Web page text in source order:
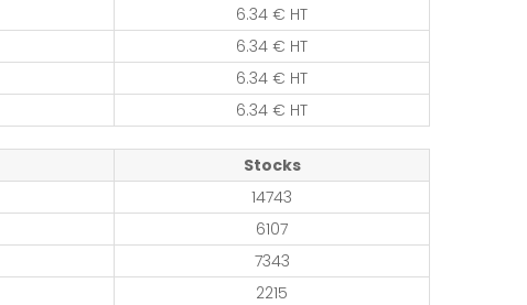
6.34 € HT
6.34 € HT
6.34 € HT
6.34 € HT
Stocks
14743
6107
7343
2215